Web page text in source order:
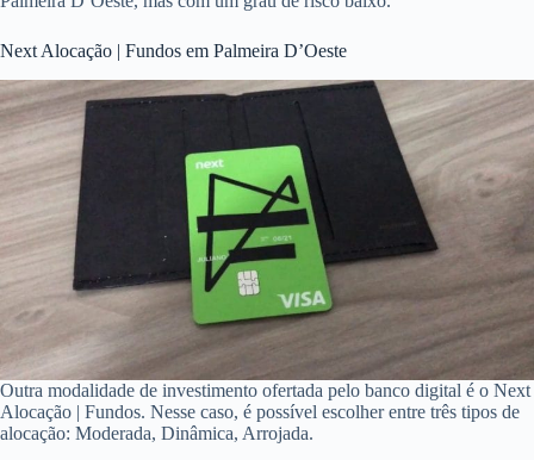
Next Alocação | Fundos em Palmeira D’Oeste
Outra modalidade de investimento ofertada pelo banco digital é o Next
Alocação | Fundos. Nesse caso, é possível escolher entre três tipos de
alocação: Moderada, Dinâmica, Arrojada.